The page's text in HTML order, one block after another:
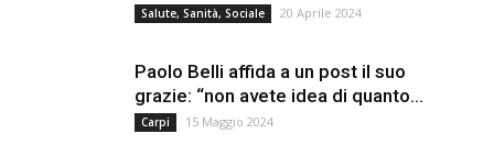
Salute, Sanità, Sociale 20 Aprile 2024
Paolo Belli affida a un post il suo
grazie: “non avete idea di quanto...
Carpi 15 Maggio 2024